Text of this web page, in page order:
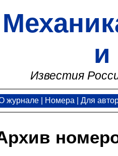
и
Известия
журнале| Номера Для